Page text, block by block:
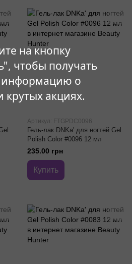
на кнопку
чтобы получать
о
крутых акциях.
Артикул: FTGPDC0096
Гель-лак DNKa' для ногтей Gel
Polish Color #0096 12 мл
235.00 грн
Купить